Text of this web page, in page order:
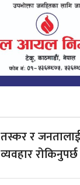
तस्कर र
व्यवहार